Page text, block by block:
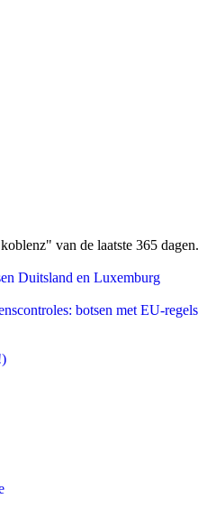
van de laatste 365 dagen.
Duitsland en Luxemburg
botsen met EU-regels